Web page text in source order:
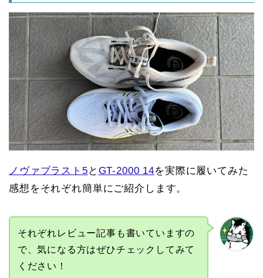
ノヴァブラスト5 と GT-2000 14を実際に履いてみた
感想をそれぞれ簡単にご紹介します。
それぞれレビュー記事も書いていますの
で、気になる方はぜひチェックしてみて
ください！